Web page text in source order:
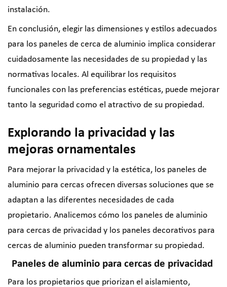
instalación.
En conclusión, elegir las dimensiones y estilos adecuados
para los paneles de cerca de aluminio implica considerar
cuidadosamente las necesidades de su propiedad y las
normativas locales. Al equilibrar los requisitos
funcionales con las preferencias estéticas, puede mejorar
tanto la seguridad como el atractivo de su propiedad.
Explorando la privacidad y las
mejoras ornamentales
Para mejorar la privacidad y la estética, los paneles de
aluminio para cercas ofrecen diversas soluciones que se
adaptan a las diferentes necesidades de cada
propietario. Analicemos cómo los paneles de aluminio
para cercas de privacidad y los paneles decorativos para
cercas de aluminio pueden transformar su propiedad.
Paneles de aluminio para cercas de privacidad
Para los propietarios que priorizan el aislamiento,